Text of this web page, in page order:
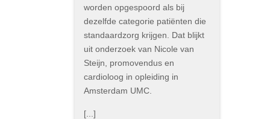
worden opgespoord als bij
dezelfde categorie patiënten die
standaardzorg krijgen. Dat blijkt
uit onderzoek van Nicole van
Steijn, promovendus en
cardioloog in opleiding in
Amsterdam UMC.
[...]